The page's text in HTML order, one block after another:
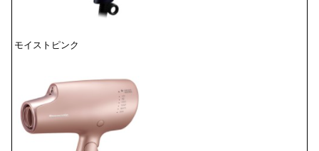
モイストピンク